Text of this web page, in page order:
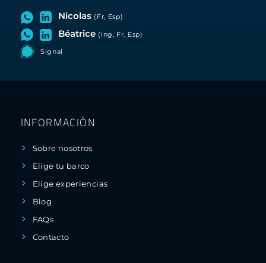
Nicolas (Fr, Esp)
Béatrice (Ing, Fr, Esp)
Signal
INFORMACIÓN
Sobre nosotros
Elige tu barco
Elige experiencias
Blog
FAQs
Contacto